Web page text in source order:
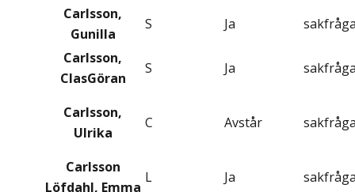
Carlsson,
Gunilla
S Ja
Carlsson,
ClasGöran
S Ja
Carlsson,
Ulrika
C Avstår
Carlsson
Löfdahl, Emma
L Ja